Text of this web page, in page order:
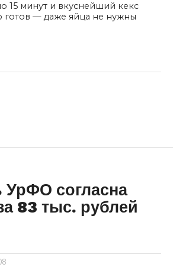
15 минут и вкуснейший кекс
готов — даже яйца не нужны
согласна
83 тыс. рублей